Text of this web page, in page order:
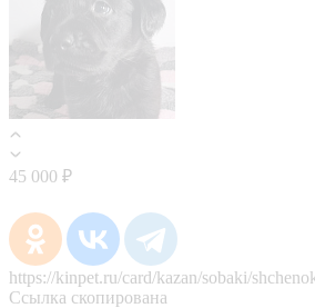
45 000 ₽
https://kinpet.ru/card/kazan/sobaki/
Ссылка скопирована